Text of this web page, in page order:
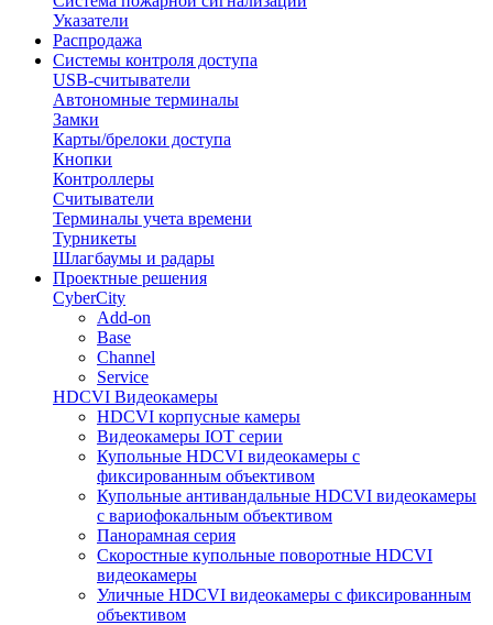
Указатели
Распродажа
Системы контроля доступа
USB-считыватели
Автономные терминалы
Замки
Карты/брелоки доступа
Кнопки
Контроллеры
Считыватели
Терминалы учета времени
Турникеты
Шлагбаумы и радары
Проектные решения
CyberCity
Add-on
Base
Channel
Service
HDCVI Видеокамеры
HDCVI корпусные камеры
Видеокамеры IOT серии
Купольные HDCVI видеокамеры с
фиксированным объективом
Купольные антивандальные HDCVI видеокамеры
с вариофокальным объективом
Панорамная серия
Скоростные купольные поворотные HDCVI
видеокамеры
Уличные HDCVI видеокамеры с фиксированным
объективом